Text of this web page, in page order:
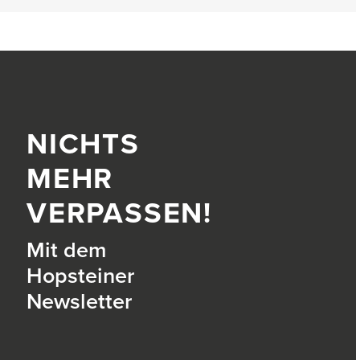
NICHTS
MEHR
VERPASSEN!
Mit dem
Hopsteiner
Newsletter